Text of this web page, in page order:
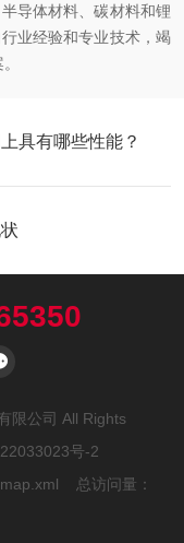
导体材料、碳材料和锂
业经验和专业技术，竭
具有哪些性能？
限公司 All Rights
号-2
总访问量：